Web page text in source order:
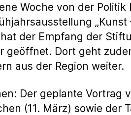
Woche von der
der Empfang der
geöffnet. Dort geht
aus der Region weiter.
Der geplante Vortrag
(11. März) sowie der